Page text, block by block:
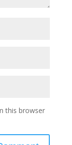
this browser